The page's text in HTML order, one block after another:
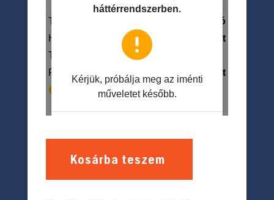
Kosárba teszem